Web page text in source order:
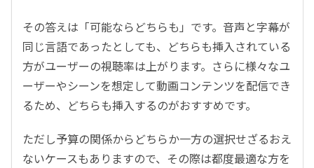
その答えは「可能ならどちらも」です。音声と字幕が
同じ言語であったとしても、どちらも挿入されている
方がユーザーの視聴率は上がります。さらに様々なユ
ーザーやシーンを想定して動画コンテンツを配信でき
るため、どちらも挿入するのがおすすめです。
ただし予算の関係からどちらか一方の選択せざるおえ
ないケースもありますので、その際は都度最適な方を